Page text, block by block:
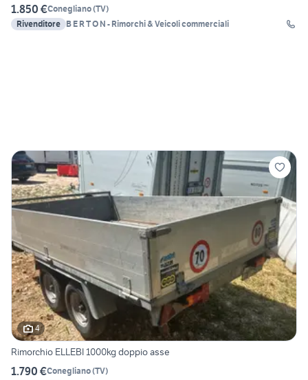
1.850 €Conegliano(TV)
Rivenditore B E R T O N - Rimorchi & Veicoli commerciali
4
Rimorchio ELLEBI 1000kg doppio asse
1.790 €Conegliano(TV)